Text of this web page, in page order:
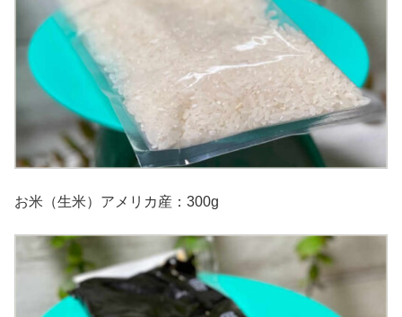
お米（生米）アメリカ産：300g